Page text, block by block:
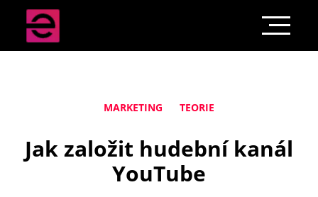
MARKETING TEORIE
Jak založit hudební kanál
YouTube